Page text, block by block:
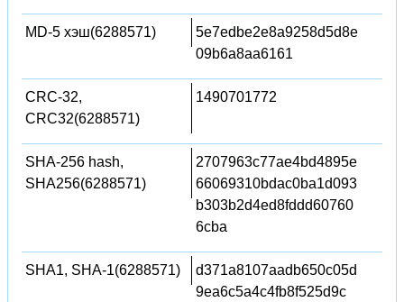
MD-5 хэш(6288571)
5e7edbe2e8a9258d5d8e
09b6a8aa6161
CRC-32,
CRC32(6288571)
1490701772
SHA-256 hash,
SHA256(6288571)
2707963c77ae4bd4895e
66069310bdac0ba1d093
b303b2d4ed8fddd60760
6cba
SHA1, SHA-1(6288571)
d371a8107aadb650c05d
9ea6c5a4c4fb8f525d9c